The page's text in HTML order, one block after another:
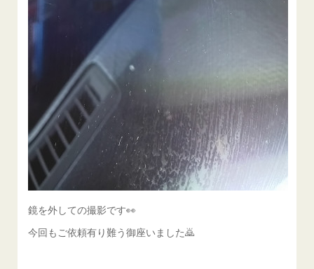
鏡を外しての撮影です👀
今回もご依頼有り難う御座いました🙇